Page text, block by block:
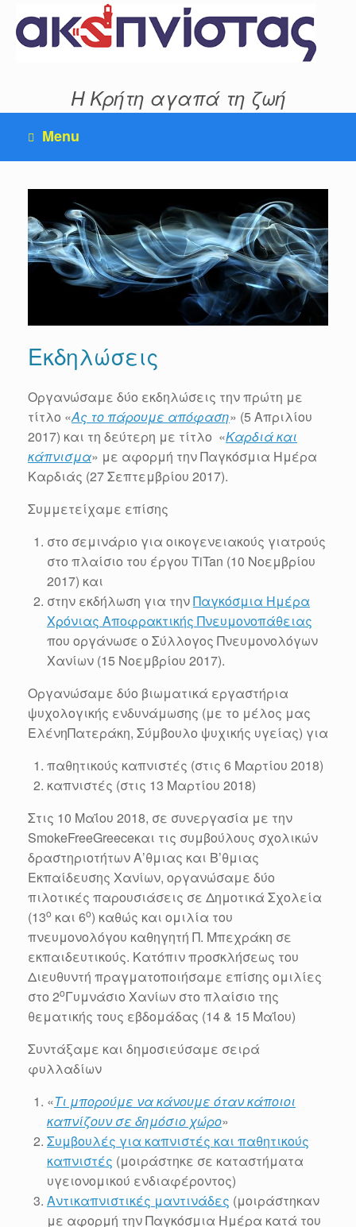
content
Η Κρήτη αγαπά τη ζωή
Menu
Εκδηλώσεις
Οργανώσαμε δύο εκδηλώσεις την πρώτη με
τίτλο «Ας το πάρουμε απόφαση» (5 Απριλίου
2017) και τη δεύτερη με τίτλο «Καρδιά και
κάπνισμα» με αφορμή την Παγκόσμια Ημέρα
Καρδιάς (27 Σεπτεμβρίου 2017).
Συμμετείχαμε επίσης
στο σεμινάριο για οικογενειακούς γιατρούς
στο πλαίσιο του έργου TiTan (10 Νοεμβρίου
2017) και
στην εκδήλωση για τηνΠαγκόσμια Ημέρα
Χρόνιας Αποφρακτικής Πνευμονοπάθειας
που οργάνωσε ο Σύλλογος Πνευμονολόγων
Χανίων (15 Νοεμβρίου 2017).
Οργανώσαμε δύο βιωματικά εργαστήρια
ψυχολογικής ενδυνάμωσης (με το μέλος μας
ΕλένηΠατεράκη, Σύμβουλο ψυχικής υγείας) για
παθητικούς καπνιστές (στις 6 Μαρτίου 2018)
καπνιστές (στις 13 Μαρτίου 2018)
Στις 10 Μαΐου 2018, σε συνεργασία με την
SmokeFreeGreeceκαι τις συμβούλους σχολικών
δραστηριοτήτων Α’θμιας και Β’θμιας
Εκπαίδευσης Χανίων, οργανώσαμε δύο
πιλοτικές παρουσιάσεις σε Δημοτικά Σχολεία
(13ο και 6ο) καθώς και ομιλία του
πνευμονολόγου καθηγητή Π. Μπεχράκη σε
εκπαιδευτικούς. Κατόπιν προσκλήσεως του
Διευθυντή πραγματοποιήσαμε επίσης ομιλίες
στο 2οΓυμνάσιο Χανίων στο πλαίσιο της
θεματικής τους εβδομάδας (14 & 15 Μαΐου)
Συντάξαμε και δημοσιεύσαμε σειρά
φυλλαδίων
«Τι μπορούμε να κάνουμε όταν κάποιοι
καπνίζουν σε δημόσιο χώρο»
Συμβουλές για καπνιστές και παθητικούς
καπνιστές (μοιράστηκε σε καταστήματα
υγειονομικού ενδιαφέροντος)
Αντικαπνιστικές μαντινάδες (μοιράστηκαν
με αφορμή την Παγκόσμια Ημέρα κατά του